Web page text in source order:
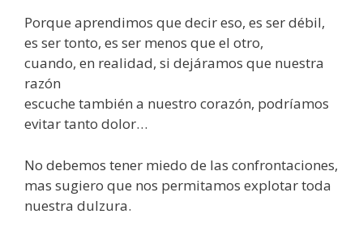
Porque aprendimos que decir eso, es ser débil,
es ser tonto, es ser menos que el otro,
cuando, en realidad, si dejáramos que nuestra
razón
escuche también a nuestro corazón, podríamos
evitar tanto dolor…
No debemos tener miedo de las confrontaciones,
mas sugiero que nos permitamos explotar toda
nuestra dulzura.